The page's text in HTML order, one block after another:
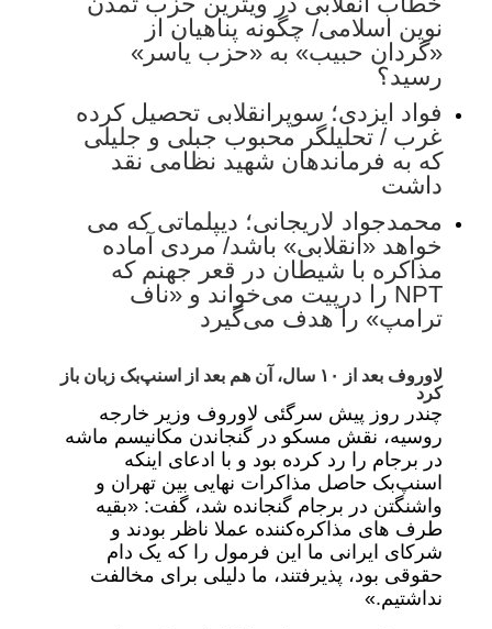
نوین اسلامی/ چگونه پناهیان از
«گردان حبیب» به «حزب یاسر»
رسید؟
فواد ایزدی؛ سوپرانقلابی تحصیل کرده
غرب / تحلیلگر محبوب جبلی و جلیلی
که به فرماندهان شهید نظامی نقد
داشت
محمدجواد لاریجانی؛ دیپلماتی که می
خواهد «انقلابی» باشد/ مردی آماده
مذاکره با شیطان در قعر جهنم که
NPT را درپیت می‌خواند و «ناف
ترامپ» را هدف می‌گیرد
لاوروف بعد از ۱۰ سال، آن هم بعد از اسنپ‌بک زبان باز
کرد
چندر روز پیش سرگئی لاوروف وزیر خارجه
روسیه، نقش مسکو در گنجاندن مکانیسم ماشه
در برجام را رد کرده بود و با ادعای اینکه
اسنپ‌بک حاصل مذاکرات نهایی بین تهران و
واشنگتن در برجام گنجانده شد، گفت: «بقیه
طرف های مذاکره‌کننده عملا ناظر بودند و
شرکای ایرانی ما این فرمول را که یک دام
حقوقی بود، پذیرفتند، ما دلیلی برای مخالفت
نداشتیم.»